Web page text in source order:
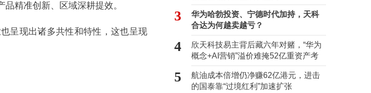
精准创新、区域深耕提效。
呈现出诸多共性和特性，这也呈现
3
华为哈勃投资、宁德时代加持，天科
合达为何越卖越亏？
4
欣天科技易主背后藏六年对赌，“华为
概念+AI营销”溢价难掩52亿重资产考
验
5
航油成本倍增仍净赚62亿港元，进击
的国泰靠“过境红利”加速扩张